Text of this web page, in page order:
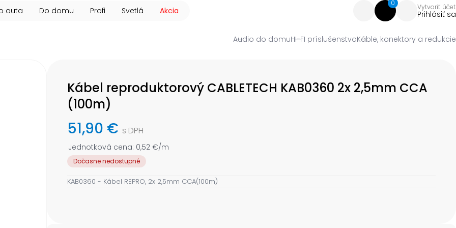
auta Do domu Profi Svetlá Akcia
0 Vytvoriť účet
Prihlásiť sa
Audio do domuHI-FI príslušenstvoKáble, konektory a redukcie
Kábel reproduktorový CABLETECH KAB0360 2x 2,5mm CCA
(100m)
51,90 € s DPH
Jednotková cena: 0,52 €/m
Dočasne nedostupné
KAB0360 - Kábel REPRO, 2x 2,5mm CCA(100m)